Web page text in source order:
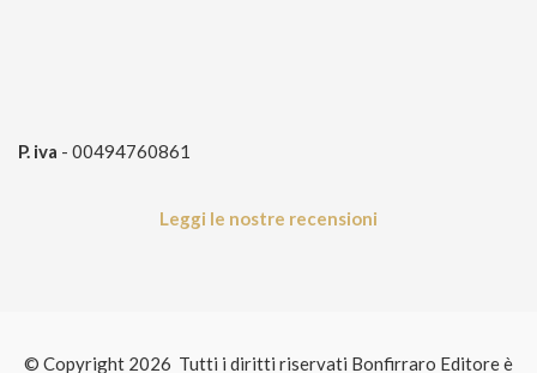
P. iva - 00494760861
Leggi le nostre recensioni
© Copyright 2026 Tutti i diritti riservati Bonfirraro Editore è